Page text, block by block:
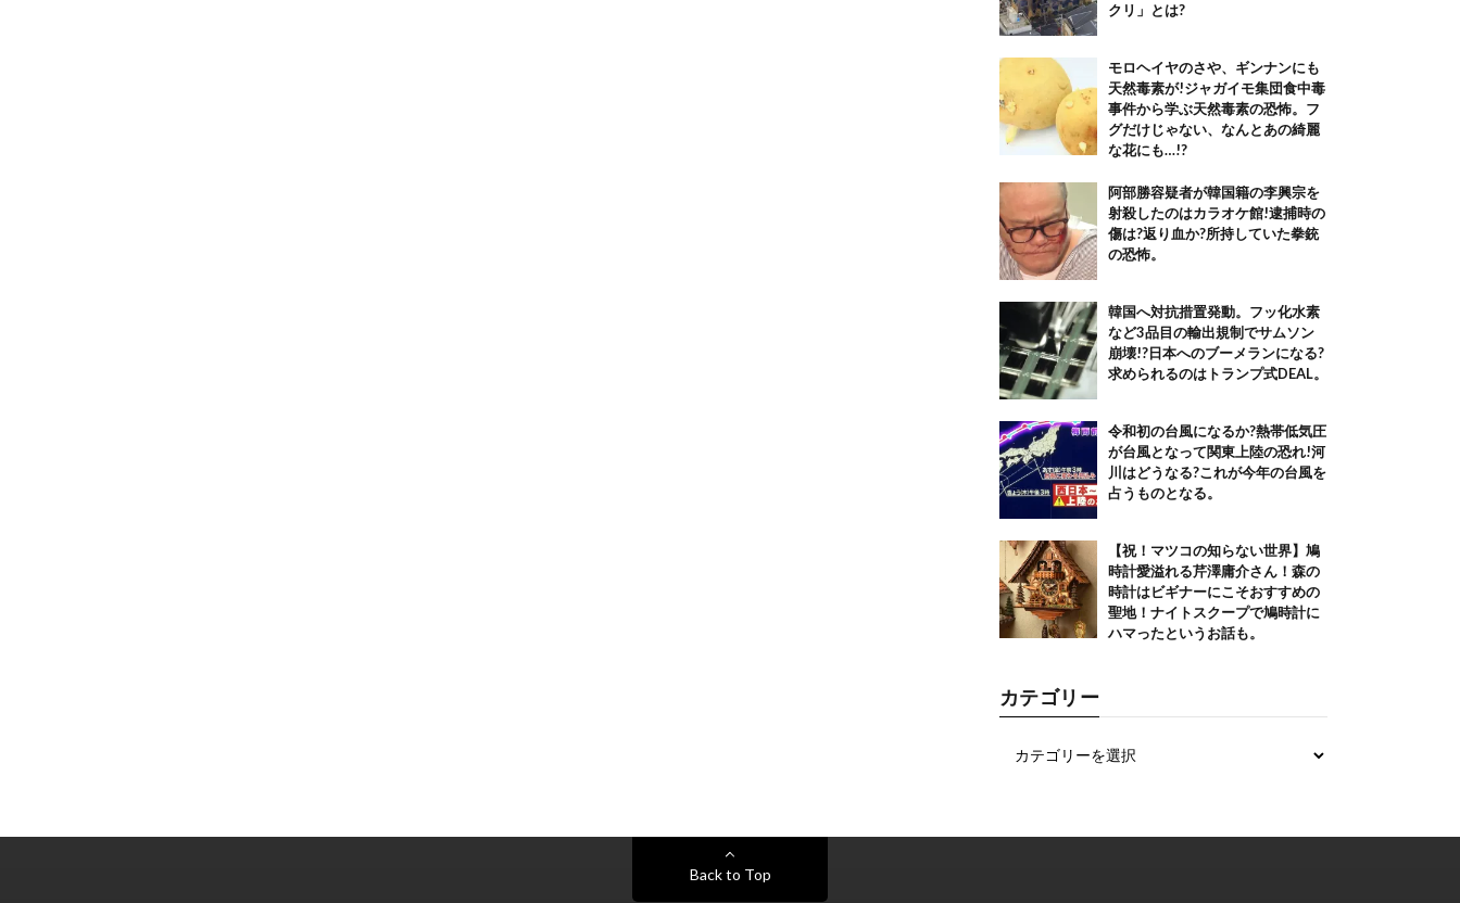
クリ」とは?
モロヘイヤのさや、ギンナンにも
天然毒素が!ジャガイモ集団食中毒
事件から学ぶ天然毒素の恐怖。フ
グだけじゃない、なんとあの綺麗
な花にも…!?
阿部勝容疑者が韓国籍の李興宗を
射殺したのはカラオケ館!逮捕時の
傷は?返り血か?所持していた拳銃
の恐怖。
韓国へ対抗措置発動。フッ化水素
など3品目の輸出規制でサムソン
崩壊!?日本へのブーメランになる?
求められるのはトランプ式DEAL。
令和初の台風になるか?熱帯低気圧
が台風となって関東上陸の恐れ!河
川はどうなる?これが今年の台風を
占うものとなる。
【祝！マツコの知らない世界】鳩
時計愛溢れる芹澤庸介さん！森の
時計はビギナーにこそおすすめの
聖地！ナイトスクープで鳩時計に
ハマったというお話も。
カテゴリー
Back to Top